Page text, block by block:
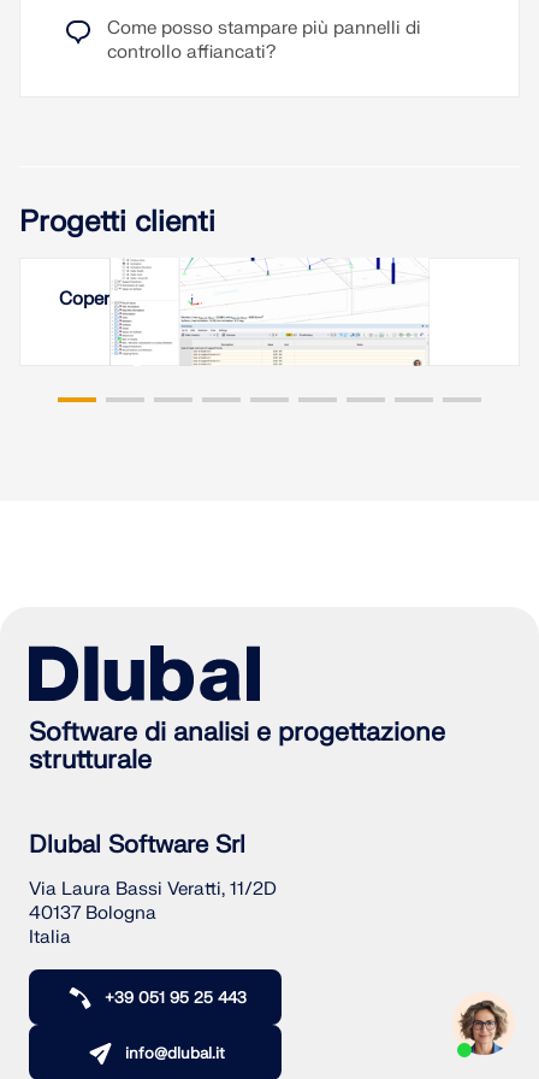
Come posso stampare più pannelli di
controllo affiancati?
Progetti clienti
Copertura a membrana a Erevan, Armenia
Software di analisi e progettazione
strutturale
Dlubal Software Srl
Via Laura Bassi Veratti, 11/2D
40137 Bologna
Italia
+39 051 95 25 443
info@dlubal.it